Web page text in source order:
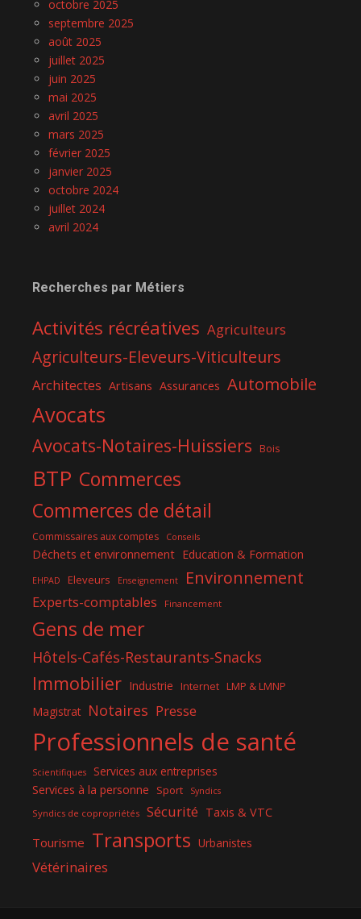
octobre 2025
septembre 2025
août 2025
juillet 2025
juin 2025
mai 2025
avril 2025
mars 2025
février 2025
janvier 2025
octobre 2024
juillet 2024
avril 2024
Recherches par Métiers
Activités récréatives Agriculteurs
Agriculteurs-Eleveurs-Viticulteurs
Architectes Artisans Assurances Automobile
Avocats
Avocats-Notaires-Huissiers Bois
BTP Commerces
Commerces de détail
Commissaires aux comptes Conseils
Déchets et environnement Education & Formation
EHPAD Eleveurs Enseignement Environnement
Experts-comptables Financement
Gens de mer
Hôtels-Cafés-Restaurants-Snacks
Immobilier Industrie Internet LMP & LMNP
Magistrat Notaires Presse
Professionnels de santé
Scientifiques
Services aux entreprises
Services à la personne
Sport Syndics
Syndics de copropriétés Sécurité Taxis & VTC
Tourisme Transports Urbanistes
Vétérinaires